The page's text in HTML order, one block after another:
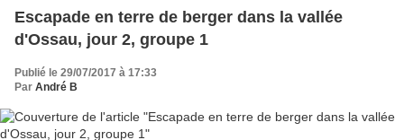
Escapade en terre de berger dans la vallée
d'Ossau, jour 2, groupe 1
Publié le 29/07/2017 à 17:33
Par André B